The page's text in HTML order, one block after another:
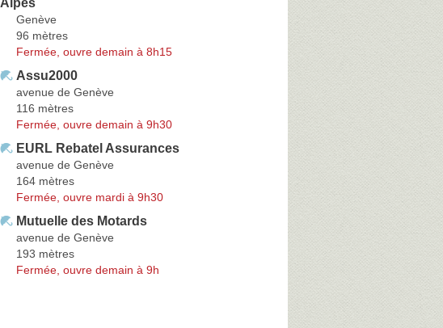
Genève
96 mètres
Fermée, ouvre demain à 8h15
Assu2000
avenue de Genève
116 mètres
Fermée, ouvre demain à 9h30
EURL Rebatel Assurances
avenue de Genève
164 mètres
Fermée, ouvre mardi à 9h30
Mutuelle des Motards
avenue de Genève
193 mètres
Fermée, ouvre demain à 9h